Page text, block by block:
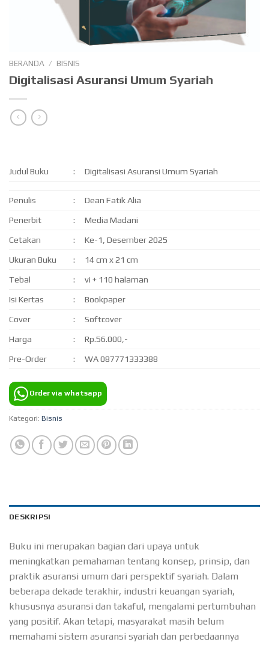
BERANDA / BISNIS
Digitalisasi Asuransi Umum Syariah
Judul Buku : Digitalisasi Asuransi Umum Syariah
Penulis : Dean Fatik Alia
Penerbit : Media Madani
Cetakan : Ke-1, Desember 2025
Ukuran Buku : 14 cm x 21 cm
Tebal : vi + 110 halaman
Isi Kertas : Bookpaper
Cover : Softcover
Harga : Rp.56.000,-
Pre-Order : WA 087771333388
Order via whatsapp
Kategori: Bisnis
DESKRIPSI
Buku ini merupakan bagian dari upaya untuk
meningkatkan pemahaman tentang konsep, prinsip, dan
praktik asuransi umum dari perspektif syariah. Dalam
beberapa dekade terakhir, industri keuangan syariah,
khususnya asuransi dan takaful, mengalami pertumbuhan
yang positif. Akan tetapi, masyarakat masih belum
memahami sistem asuransi syariah dan perbedaannya